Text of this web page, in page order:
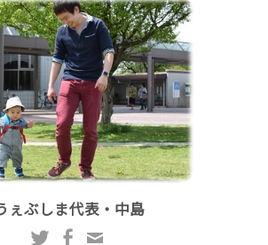
ぇぶしま代表・中島